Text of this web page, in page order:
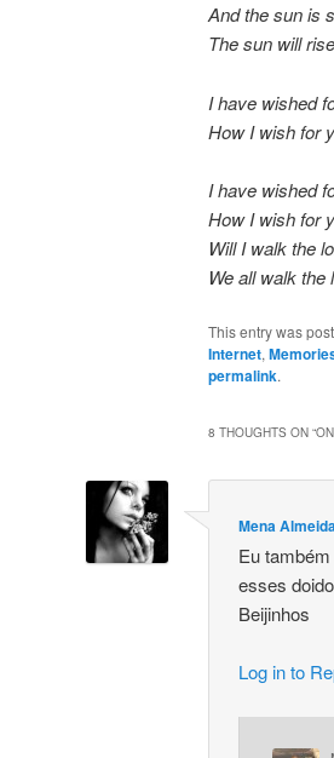
And the sun is
The sun will
I have wished
How I wish for
I have wished
How I wish for
Will I walk the
We all walk the
This entry was
Internet,
permalink.
8 THOUGHTS ON “
Mena
Eu
esses
Beijinhos
Log in to